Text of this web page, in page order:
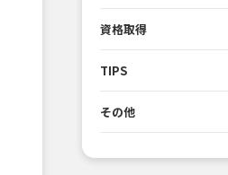
資格取得
TIPS
その他